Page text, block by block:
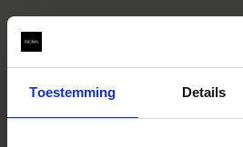
Toestemming Details
Inloggegevens